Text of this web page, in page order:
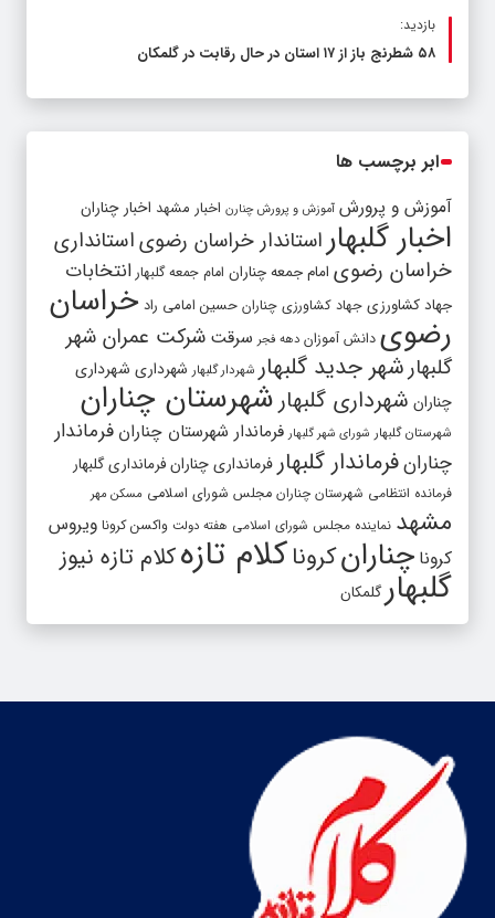
بازدید:
۵۸ شطرنج‌ باز از ۱۷ استان در حال رقابت در گلمکان
ابر برچسب ها
آموزش و پرورش آموزش و پرورش چنارن اخبار مشهد اخبار چناران
اخبار گلبهار استاندار خراسان رضویاستانداری
خراسان رضوی امام جمعه چناران امام جمعه گلبهار انتخابات
جهاد کشاورزی جهاد کشاورزی چناران حسین امامی راد خراسان
رضوی دانش آموزان دهه فجر سرقت شرکت عمران شهر
گلبهارشهر جدید گلبهار شهردار گلبهار شهرداری شهرداری
چناران شهرداری گلبهار شهرستان چناران
شهرستان گلبهار شورای شهر گلبهار فرماندار شهرستان چناران فرماندار
چنارانفرماندار گلبهار فرمانداری چنارانفرمانداری گلبهار
فرمانده انتظامی شهرستان چناران مجلس شورای اسلامی مسکن مهر
مشهد نماینده مجلس شورای اسلامی هفته دولت واکسن کرونا ویروس
کرونا چنارانکروناکلام تازهکلام تازه نیوز
گلبهارگلمکان